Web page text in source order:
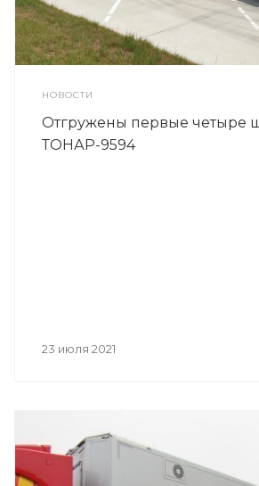
НОВОСТИ
Отгружены первые четыре
ТОНАР-9594
23 июля 2021